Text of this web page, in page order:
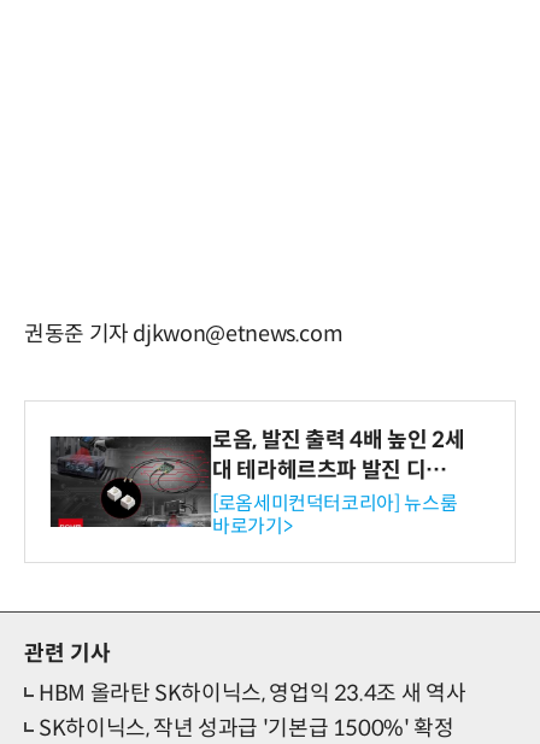
권동준 기자 djkwon@etnews.com
로옴, 발진 출력 4배 높인 2세
대 테라헤르츠파 발진 디바이
스 개발
[로옴세미컨덕터코리아] 뉴스룸
바로가기>
관련 기사
HBM 올라탄 SK하이닉스, 영업익 23.4조 새 역사
SK하이닉스, 작년 성과급 '기본급 1500%' 확정